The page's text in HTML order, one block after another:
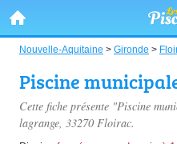
Nouvelle-Aquitaine > Gironde >
Piscine
Cette fiche présente "Piscine
lagrange, 33270 Floirac.